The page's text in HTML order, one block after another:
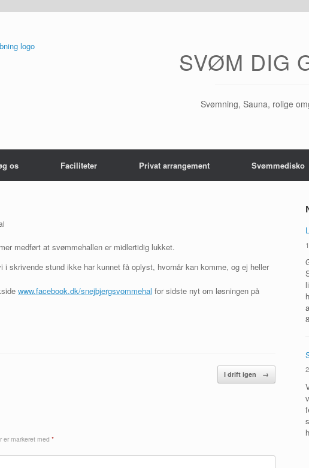
SVØM DIG
Svømning, Sauna, rolige
os Faciliteter Privat arrangement Svømmedisko
medført at svømmehallen er midlertidig lukket.
skrivende stund ikke har kunnet få oplyst, hvornår kan komme, og ej heller
www.facebook.dk/snejbjergsvommehal for sidste nyt om løsningen på
I drift igen →
er markeret med *